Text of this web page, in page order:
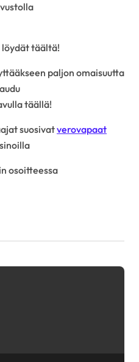
täältä!
paljon omaisuutta
täällä!
suosivatverovapaat
osoitteessa